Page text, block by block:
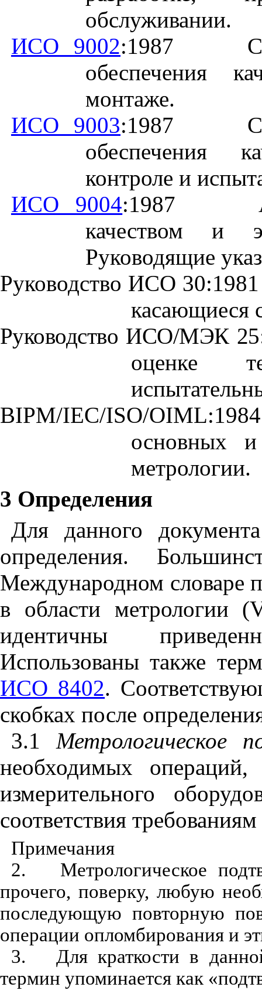
обслуживании.
ИСО 9002:1987
обеспечения
монтаже.
ИСО 9003:1987
обеспечения
контроле и
ИСО 9004:1987
качеством и
Руководящие
Руководство ИСО 30:1981
касающиеся
Руководство ИСО/МЭК
оценке
BIPM/IEC/ISO/OIML:1984
основных
метрологии.
3 Определения
Для данного
определения.
Международном словаре
в области метрологии (
идентичны
Использованы также
ИСО 8402.
скобках после
3.1Метрологическое
необходимых
измерительного
соответствия
Примечания
2.
Метрологическое
прочего, поверку, любую
последующую повторную
операции опломбирования и
3.
Для краткости в
термин упоминается как